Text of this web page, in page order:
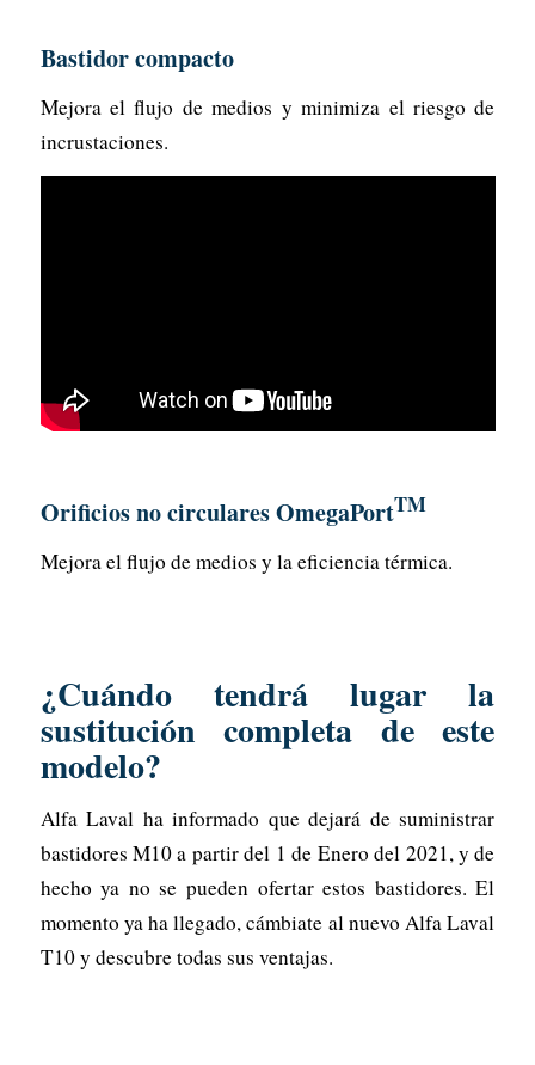
Bastidor compacto
Mejora el flujo de medios y minimiza el riesgo de
incrustaciones.
Orificios no circulares OmegaPortTM
Mejora el flujo de medios y la eficiencia térmica.
¿Cuándo tendrá lugar la
sustitución completa de este
modelo?
Alfa Laval ha informado que dejará de suministrar
bastidores M10 a partir del 1 de Enero del 2021, y de
hecho ya no se pueden ofertar estos bastidores. El
momento ya ha llegado, cámbiate al nuevo Alfa Laval
T10 y descubre todas sus ventajas.